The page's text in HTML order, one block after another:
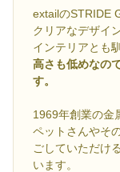
extailのSTRIDE
クリアなデザイ
インテリアとも
高さも低めなの
す。
1969年創業の金
ペットさんやそ
ごしていただけ
います。